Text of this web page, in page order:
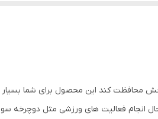
محافظت کند این محصول برای شما
فعالیت های ورزشی مثل دوچرخه